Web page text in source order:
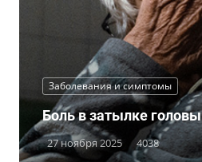
Заболевания и симптомы
27 ноября 2025 4038
Боль в затылке головы